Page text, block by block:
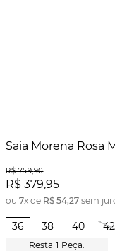
Saia Morena Rosa
R$ 759,90
R$ 379,95
ou 7x de R$ 54,27 sem
36 38 40 42
1 Peça.